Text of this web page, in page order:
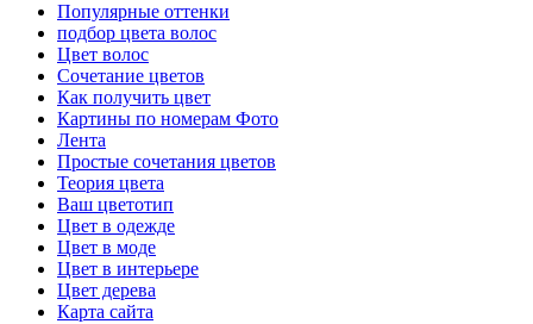
Популярные оттенки
подбор цвета волос
Цвет волос
Сочетание цветов
Как получить цвет
Картины по номерам Фото
Лента
Простые сочетания цветов
Теория цвета
Ваш цветотип
Цвет в одежде
Цвет в моде
Цвет в интерьере
Цвет дерева
Карта сайта